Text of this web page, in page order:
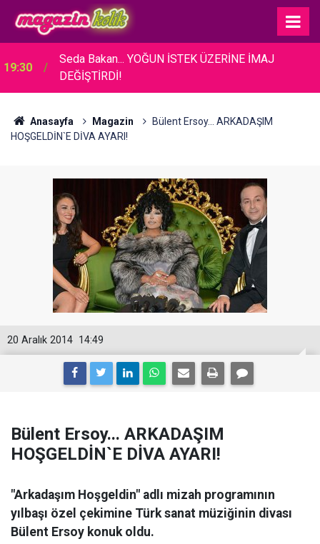
19:30
Seda Bakan... YOĞUN İSTEK ÜZERİNE İMAJ
DEĞİŞTİRDİ!
Anasayfa Magazin
Bülent Ersoy... ARKADAŞIM
HOŞGELDİN`E DİVA AYARI!
14:49
20 Aralık 2014
Bülent Ersoy... ARKADAŞIM
HOŞGELDİN`E DİVA AYARI!
"Arkadaşım Hoşgeldin" adlı mizah programının
yılbaşı özel çekimine Türk sanat müziğinin divası
Bülent Ersoy konuk oldu.